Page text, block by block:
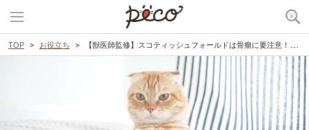
TOP お役立ち 【獣医師監修】スコティッシュフォールドは骨瘤に要注意！ 骨瘤ができる原因とは